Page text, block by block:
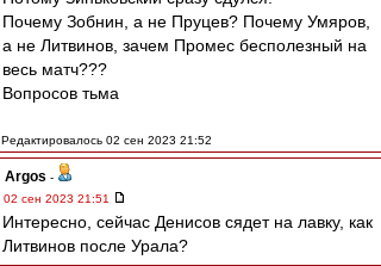
Почему Зобнин, а не Пруцев? Почему Умяров,
а не Литвинов, зачем Промес бесполезный на
весь матч???
Вопросов тьма
Редактировалось 02 сен 2023 21:52
Argos -
02 сен 2023 21:51
Интересно, сейчас Денисов сядет на лавку, как
Литвинов после Урала?